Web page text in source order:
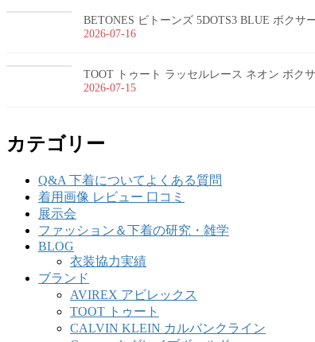
BETONES ビトーンズ 5DOTS3 BLUE ボクサ
2026-07-16
TOOT トゥート ラッセルレース ネオン ボク
2026-07-15
カテゴリー
Q&A 下着についてよくある質問
着用画像 レビュー 口コミ
展示会
ファッション＆下着の研究・雑学
BLOG
衣装協力実績
ブランド
AVIREX アビレックス
TOOT トゥート
CALVIN KLEIN カルバンクライン